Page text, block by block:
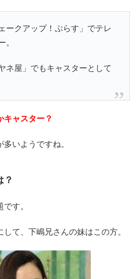
ークアップ！ぷらす」でテレ
。
ネ屋」でもキャスターとして
キャスター？
いようですね。
？
す。
て、下嶋兄さんの妹はこの方。